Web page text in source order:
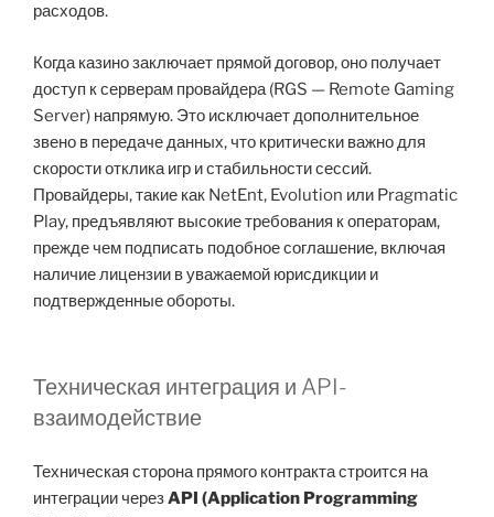
расходов.
Когда казино заключает прямой договор, оно получает
доступ к серверам провайдера (RGS — Remote Gaming
Server) напрямую. Это исключает дополнительное
звено в передаче данных, что критически важно для
скорости отклика игр и стабильности сессий.
Провайдеры, такие как NetEnt, Evolution или Pragmatic
Play, предъявляют высокие требования к операторам,
прежде чем подписать подобное соглашение, включая
наличие лицензии в уважаемой юрисдикции и
подтвержденные обороты.
Техническая интеграция и API-
взаимодействие
Техническая сторона прямого контракта строится на
интеграции черезAPI (Application Programming